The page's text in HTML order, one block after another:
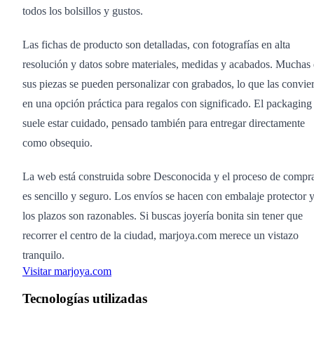
todos los bolsillos y gustos.
Las fichas de producto son detalladas, con fotografías en alta
resolución y datos sobre materiales, medidas y acabados. Muchas
sus piezas se pueden personalizar con grabados, lo que las
en una opción práctica para regalos con significado. El packaging
suele estar cuidado, pensado también para entregar directamente
como obsequio.
La web está construida sobre Desconocida y el proceso de
es sencillo y seguro. Los envíos se hacen con embalaje protector y
los plazos son razonables. Si buscas joyería bonita sin tener que
recorrer el centro de la ciudad, marjoya.com merece un vistazo
tranquilo.
Visitar marjoya.com
Tecnologías utilizadas